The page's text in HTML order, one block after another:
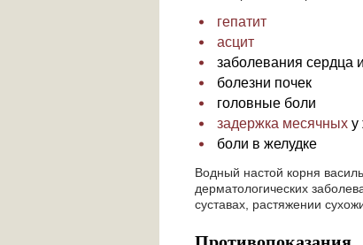
гепатит
асцит
заболевания сердца
болезни почек
головные боли
задержка месячных у
боли в желудке
Водный настой корня
дерматологических
суставах, растяжении